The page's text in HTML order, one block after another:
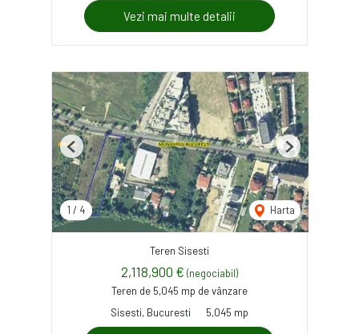
Vezi mai multe detalii
1 / 4 Harta
Previous Next
Teren Sisesti
2,118,900 € (negociabil)
Teren de 5,045 mp de vânzare
Sisesti, Bucuresti
5,045 mp